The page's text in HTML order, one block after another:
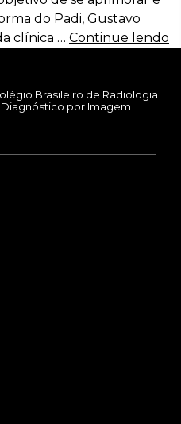
do Padi, Gustavo
clínica … Continue lendo
Brasileiro de Radiologia
por Imagem